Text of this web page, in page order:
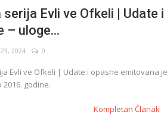
serija Evli ve Ofkeli | Udate i
– uloge...
2024 0
Evli ve Ofkeli | Udate i opasne emitovana je
2016. godine.
Kompletan Članak